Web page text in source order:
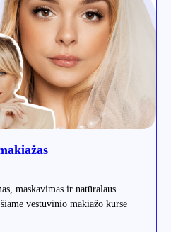
maskavimas ir natūralaus
vestuvinio makiažo kurse